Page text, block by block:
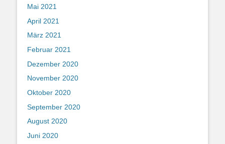
Mai 2021
April 2021
März 2021
Februar 2021
Dezember 2020
November 2020
Oktober 2020
September 2020
August 2020
Juni 2020